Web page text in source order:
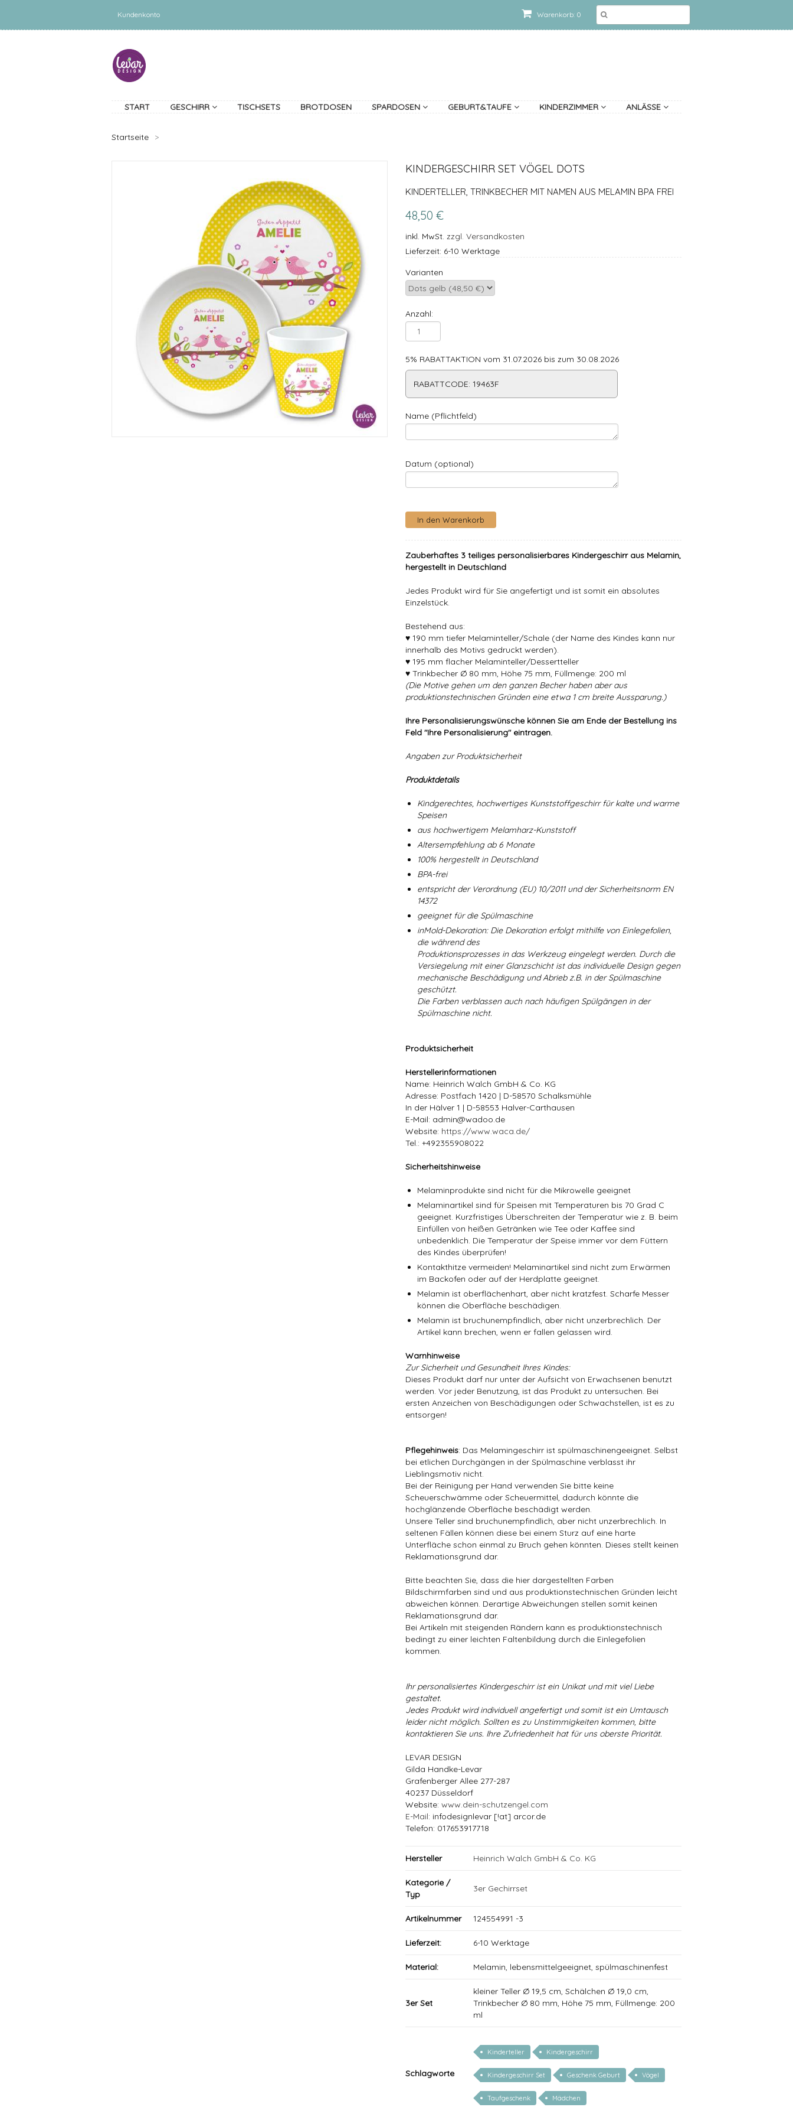
Warenkorb: 0
Kundenkonto
START GESCHIRR TISCHSETS BROTDOSEN SPARDOSEN GEBURT&TAUFE KINDERZIMMER ANLÄSSE
Startseite >
KINDERGESCHIRR SET VÖGEL DOTS
KINDERTELLER, TRINKBECHER MIT NAMEN AUS MELAMIN BPA FREI
48,50 €
inkl. MwSt. zzgl. Versandkosten
Lieferzeit: 6-10 Werktage
Varianten
Anzahl:
5% RABATTAKTION vom 31.07.2026 bis zum 30.08.2026
RABATTCODE: 19463F
Name (Pflichtfeld)
Datum (optional)
Zauberhaftes 3 teiliges personalisierbares Kindergeschirr aus Melamin,
hergestellt in Deutschland
Jedes Produkt wird für Sie angefertigt und ist somit ein absolutes
Einzelstück.
Bestehend aus:
♥ 190 mm tiefer Melaminteller/Schale (der Name des Kindes kann nur
innerhalb des Motivs gedruckt werden).
♥ 195 mm flacher Melaminteller/Dessertteller
♥ Trinkbecher Ø 80 mm, Höhe 75 mm, Füllmenge: 200 ml
(Die Motive gehen um den ganzen Becher haben aber aus
produktionstechnischen Gründen eine etwa 1 cm breite Aussparung.)
Ihre Personalisierungswünsche können Sie am Ende der Bestellung ins
Feld "Ihre Personalisierung" eintragen.
Angaben zur Produktsicherheit
Produktdetails
Kindgerechtes, hochwertiges Kunststoffgeschirr für kalte und warme
Speisen
aus hochwertigem Melamharz-Kunststoff
Altersempfehlung ab 6 Monate
100% hergestellt in Deutschland
BPA-frei
entspricht der Verordnung (EU) 10/2011 und der Sicherheitsnorm EN
14372
geeignet für die Spülmaschine
inMold-Dekoration: Die Dekoration erfolgt mithilfe von Einlegefolien,
die während des
Produktionsprozesses in das Werkzeug eingelegt werden. Durch die
Versiegelung mit einer Glanzschicht ist das individuelle Design gegen
mechanische Beschädigung und Abrieb z.B. in der Spülmaschine
geschützt.
Die Farben verblassen auch nach häufigen Spülgängen in der
Spülmaschine nicht.
Produktsicherheit
Herstellerinformationen
Name: Heinrich Walch GmbH & Co. KG
Adresse: Postfach 1420 | D-58570 Schalksmühle
In der Hälver 1 | D-58553 Halver-Carthausen
E-Mail: admin@wadoo.de
Website: https://www.waca.de/
Tel.: +492355908022
Sicherheitshinweise
Melaminprodukte sind nicht für die Mikrowelle geeignet
Melaminartikel sind für Speisen mit Temperaturen bis 70 Grad C
geeignet. Kurzfristiges Überschreiten der Temperatur wie z. B. beim
Einfüllen von heißen Getränken wie Tee oder Kaffee sind
unbedenklich. Die Temperatur der Speise immer vor dem Füttern
des Kindes überprüfen!
Kontakthitze vermeiden! Melaminartikel sind nicht zum Erwärmen
im Backofen oder auf der Herdplatte geeignet.
Melamin ist oberflächenhart, aber nicht kratzfest. Scharfe Messer
können die Oberfläche beschädigen.
Melamin ist bruchunempfindlich, aber nicht unzerbrechlich. Der
Artikel kann brechen, wenn er fallen gelassen wird.
Warnhinweise
Zur Sicherheit und Gesundheit Ihres Kindes:
Dieses Produkt darf nur unter der Aufsicht von Erwachsenen benutzt
werden. Vor jeder Benutzung, ist das Produkt zu untersuchen. Bei
ersten Anzeichen von Beschädigungen oder Schwachstellen, ist es zu
entsorgen!
Pflegehinweis: Das Melamingeschirr ist spülmaschinengeeignet. Selbst
bei etlichen Durchgängen in der Spülmaschine verblasst ihr
Lieblingsmotiv nicht.
Bei der Reinigung per Hand verwenden Sie bitte keine
Scheuerschwämme oder Scheuermittel, dadurch könnte die
hochglänzende Oberfläche beschädigt werden.
Unsere Teller sind bruchunempfindlich, aber nicht unzerbrechlich. In
seltenen Fällen können diese bei einem Sturz auf eine harte
Unterfläche schon einmal zu Bruch gehen könnten. Dieses stellt keinen
Reklamationsgrund dar.
Bitte beachten Sie, dass die hier dargestellten Farben
Bildschirmfarben sind und aus produktionstechnischen Gründen leicht
abweichen können. Derartige Abweichungen stellen somit keinen
Reklamationsgrund dar.
Bei Artikeln mit steigenden Rändern kann es produktionstechnisch
bedingt zu einer leichten Faltenbildung durch die Einlegefolien
kommen.
Ihr personalisiertes Kindergeschirr ist ein Unikat und mit viel Liebe
gestaltet.
Jedes Produkt wird individuell angefertigt und somit ist ein Umtausch
leider nicht möglich. Sollten es zu Unstimmigkeiten kommen, bitte
kontaktieren Sie uns. Ihre Zufriedenheit hat für uns oberste Priorität.
LEVAR DESIGN
Gilda Handke-Levar
Grafenberger Allee 277-287
40237 Düsseldorf
Website: www.dein-schutzengel.com
E-Mail: infodesignlevar [!at] arcor.de
Telefon: 017653917718
Hersteller Heinrich Walch GmbH & Co. KG
Kategorie /
Typ
3er Gechirrset
Artikelnummer 124554991 -3
Lieferzeit: 6-10 Werktage
Material: Melamin, lebensmittelgeeignet, spülmaschinenfest
3er Set
kleiner Teller Ø 19,5 cm, Schälchen Ø 19,0 cm,
Trinkbecher Ø 80 mm, Höhe 75 mm, Füllmenge: 200
ml
Schlagworte
Kinderteller Kindergeschirr
Kindergeschirr Set Geschenk Geburt Vögel
Taufgeschenk Mädchen